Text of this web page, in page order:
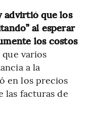
advirtió que los
al esperar
los costos
varios
a la
en los precios
las facturas de